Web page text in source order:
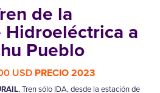
de la
Hidroeléctrica a
Pueblo
USD PRECIO 2023
, Tren sólo IDA, desde la estación de